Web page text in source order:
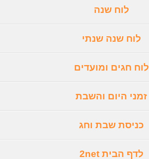
לוח שנה
לוח שנה שנתי
לוח חגים ומועדים
זמני היום והשבת
כניסת שבת וחג
לדף הבית 2net